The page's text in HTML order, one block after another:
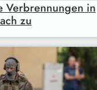
Verbrennungen in
zu